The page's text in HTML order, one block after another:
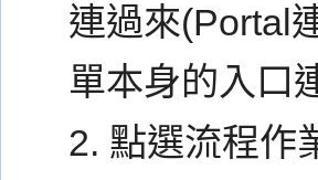
連過來(Portal
單本身的入口
2. 點選流程作